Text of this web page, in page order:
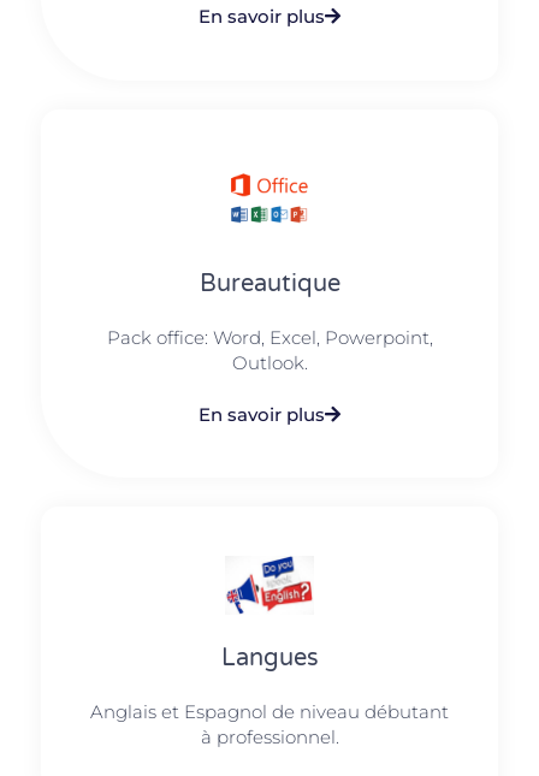
En savoir plus
Bureautique
Pack office: Word, Excel, Powerpoint,
Outlook.​
En savoir plus
Langues
Anglais et Espagnol de niveau débutant
à professionnel.